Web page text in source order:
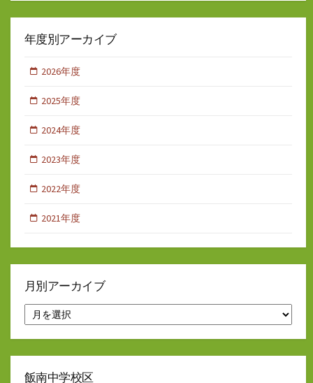
年度別アーカイブ
2026年度
2025年度
2024年度
2023年度
2022年度
2021年度
月別アーカイブ
別
ア
イ
飯南中学校区